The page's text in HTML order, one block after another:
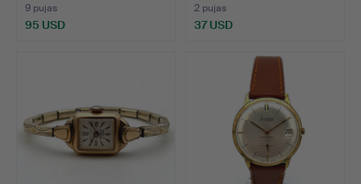
9 pujas
95 USD
2 pujas
37 USD